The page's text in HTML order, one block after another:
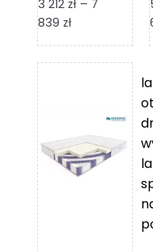
3 212 zł – 7
839 złZakres
od
839 zł